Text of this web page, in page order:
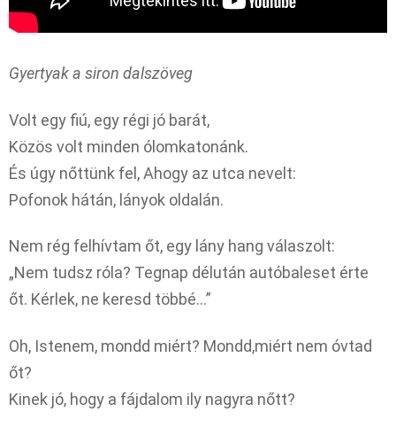
Gyertyak a siron dalszöveg
Volt egy fiú, egy régi jó barát,
Közös volt minden ólomkatonánk.
És úgy nőttünk fel, Ahogy az utca nevelt:
Pofonok hátán, lányok oldalán.
Nem rég felhívtam őt, egy lány hang válaszolt:
„Nem tudsz róla? Tegnap délután autóbaleset érte
őt. Kérlek, ne keresd többé…”
Oh, Istenem, mondd miért? Mondd,miért nem óvtad
őt?
Kinek jó, hogy a fájdalom ily nagyra nőtt?